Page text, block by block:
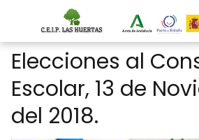
Elecciones al
Escolar, 13 de
del 2018.